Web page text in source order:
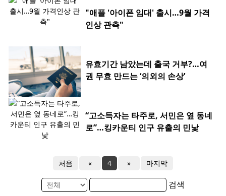
"애플 '아이폰 임대' 출시…9월 가격
인상 관측"
유효기간 남았는데 출국 거부?…여
권 무효 만드는 ‘의외의 손상’
“고소득자는 타주로, 서민은 옆 동네
로”…킹카운티 인구 유출의 민낯
처음 « 4 » 마지막
검색